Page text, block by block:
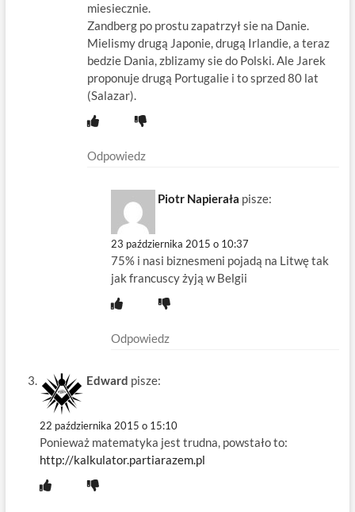
miesiecznie.
Zandberg po prostu zapatrzył sie na Danie.
Mielismy drugą Japonie, drugą Irlandie, a teraz
bedzie Dania, zblizamy sie do Polski. Ale Jarek
proponuje drugą Portugalie i to sprzed 80 lat
(Salazar).
Odpowiedz
Piotr Napierała pisze:
23 października 2015 o 10:37
75% i nasi biznesmeni pojadą na Litwę tak
jak francuscy żyją w Belgii
Odpowiedz
Edward pisze:
22 października 2015 o 15:10
Ponieważ matematyka jest trudna, powstało to:
http://kalkulator.partiarazem.pl